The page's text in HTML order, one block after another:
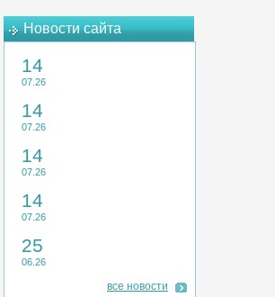
Новости сайта
14
07.26
14
07.26
14
07.26
14
07.26
25
06.26
все новости